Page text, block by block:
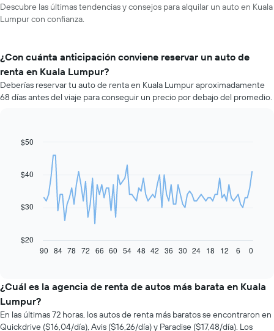
Descubre las últimas tendencias y consejos para alquilar un auto en Kuala
Lumpur con confianza.
¿Con cuánta anticipación conviene reservar un auto de
renta en Kuala Lumpur?
Deberías reservar tu auto de renta en Kuala Lumpur aproximadamente
68 días antes del viaje para conseguir un precio por debajo del promedio.
Line
91
data
El
gráfico
muestra
el
precio
de
un
Chart
$20
$30
$40
$50
90 84 78 72 66 60 54 48 42 36 30 24 18 12 6 0
¿Cuál es la agencia de renta de autos más barata en Kuala
Lumpur?
En las últimas 72 horas, los autos de renta más baratos se encontraron en
Quickdrive ($16,04/día), Avis ($16,26/día) y Paradise ($17,48/día). Los